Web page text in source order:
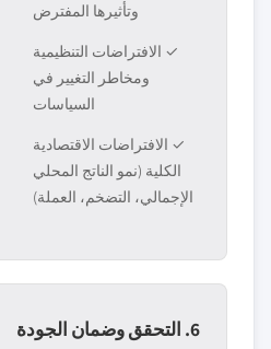
وتأثيرها المفترض
✓ الافتراضات التنظيمية
ومخاطر التغيير في
السياسات
✓ الافتراضات الاقتصادية
الكلية (نمو الناتج المحلي
الإجمالي، التضخم، العملة)
6. التحقق وضمان الجودة